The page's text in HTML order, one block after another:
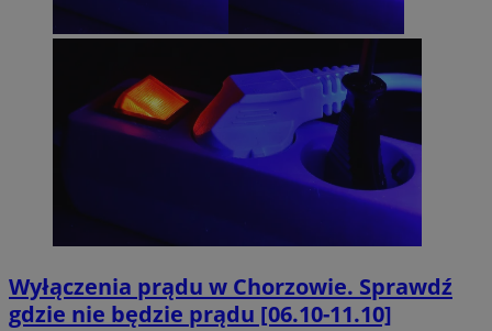
Wyłączenia prądu w Chorzowie. Sprawdź
gdzie nie będzie prądu [06.10-11.10]